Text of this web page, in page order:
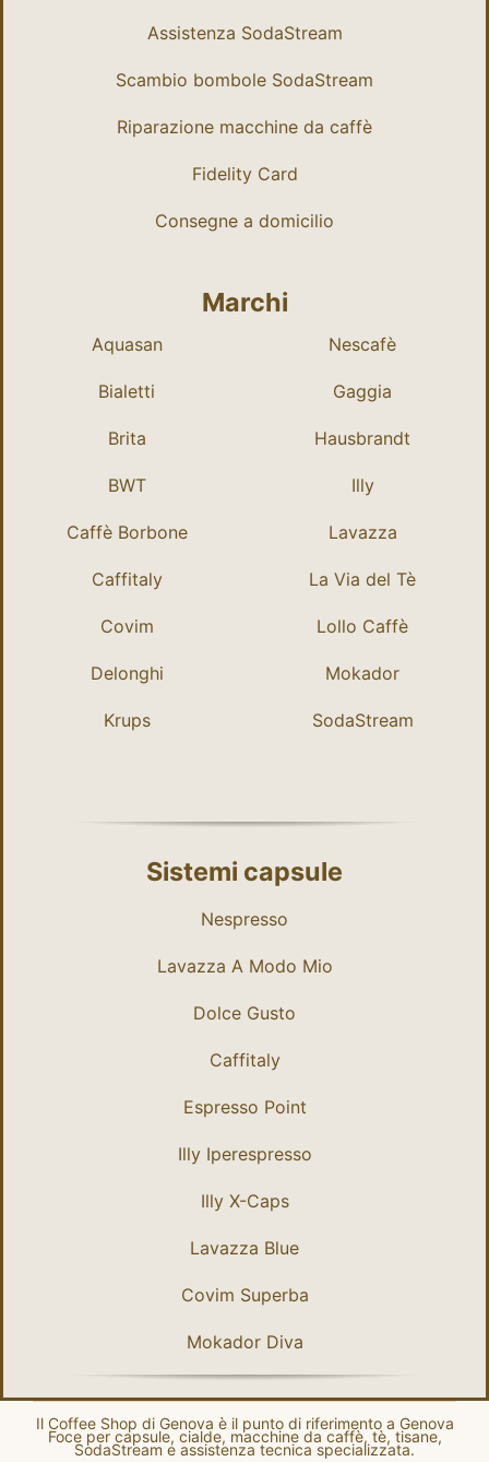
Assistenza SodaStream
Scambio bombole SodaStream
Riparazione macchine da caffè
Fidelity Card
Consegne a domicilio
Marchi
Aquasan
Bialetti
Brita
BWT
Caffè Borbone
Caffitaly
Covim
Delonghi
Krups
Nescafè
Gaggia
Hausbrandt
Illy
Lavazza
La Via del Tè
Lollo Caffè
Mokador
SodaStream
Sistemi capsule
Nespresso
Lavazza A Modo Mio
Dolce Gusto
Caffitaly
Espresso Point
Illy Iperespresso
Illy X-Caps
Lavazza Blue
Covim Superba
Mokador Diva
Il Coffee Shop di Genova è il punto di riferimento a Genova
Foce per capsule, cialde, macchine da caffè, tè, tisane,
SodaStream e assistenza tecnica specializzata.